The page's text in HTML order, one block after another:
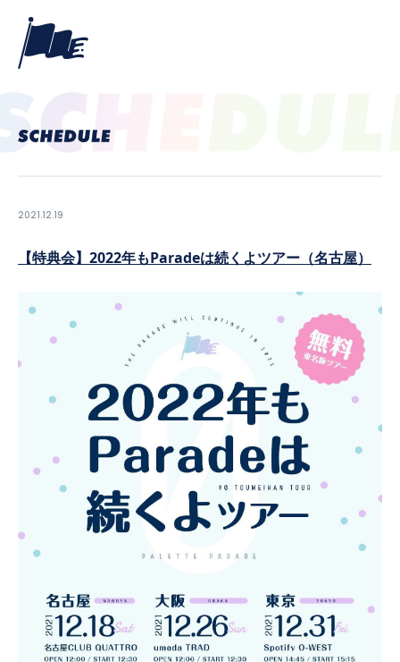
PROFILE
NEWS
SCHEDULE
CONTACT
2021.12.19
【特典会】2022年もParadeは続くよツアー（名古屋）